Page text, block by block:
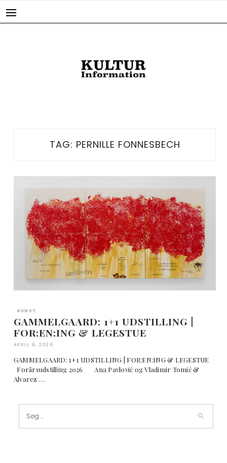
TAG: PERNILLE FONNESBECH
KUNST
GAMMELGAARD: 1+1 UDSTILLING |
FOR:EN:ING & LEGESTUE
APRIL 9, 2026
GAMMELGAARD: 1+1 UDSTILLING | FOR:EN:ING & LEGESTUE
Forårsudstilling 2026 Ana Pavlović og Vladimir Tomić &
Alvarez …